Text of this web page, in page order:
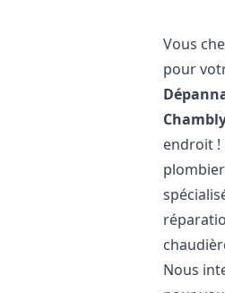
Vous
pour
endroit !
Nous